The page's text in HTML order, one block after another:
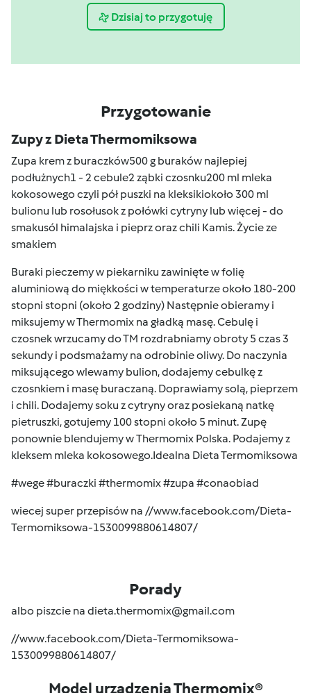
Dzisiaj to przygotuję
Przygotowanie
Zupy z Dieta Thermomiksowa
Zupa krem z buraczków500 g buraków najlepiej
podłużnych1 - 2 cebule2 ząbki czosnku200 ml mleka
kokosowego czyli pół puszki na kleksikiokoło 300 ml
bulionu lub rosołusok z połówki cytryny lub więcej - do
smakusól himalajska i pieprz oraz chili Kamis. Życie ze
smakiem
Buraki pieczemy w piekarniku zawinięte w folię
aluminiową do miękkości w temperaturze około 180-200
stopni stopni (około 2 godziny) Następnie obieramy i
miksujemy w Thermomix na gładką masę. Cebulę i
czosnek wrzucamy do TM rozdrabniamy obroty 5 czas 3
sekundy i podsmażamy na odrobinie oliwy. Do naczynia
miksującego wlewamy bulion, dodajemy cebulkę z
czosnkiem i masę buraczaną. Doprawiamy solą, pieprzem
i chili. Dodajemy soku z cytryny oraz posiekaną natkę
pietruszki, gotujemy 100 stopni około 5 minut. Zupę
ponownie blendujemy w Thermomix Polska. Podajemy z
kleksem mleka kokosowego.Idealna Dieta Termomiksowa
‪#‎wege‬ ‪#‎buraczki‬ ‪#‎thermomix‬ ‪#‎zupa‬ ‪#‎conaobiad‬
wiecej super przepisów na //www.facebook.com/Dieta-
Termomiksowa-1530099880614807/
Porady
albo piszcie na dieta.thermomix@gmail.com
//www.facebook.com/Dieta-Termomiksowa-
1530099880614807/
Model urządzenia Thermomix®